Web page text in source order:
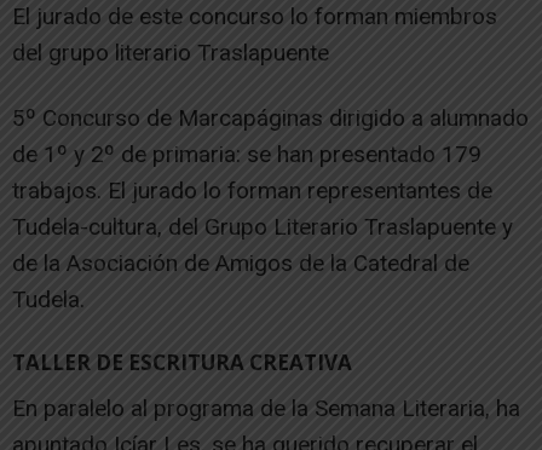
El jurado de este concurso lo forman miembros
del grupo literario Traslapuente
5º Concurso de Marcapáginas dirigido a alumnado
de 1º y 2º de primaria: se han presentado 179
trabajos. El jurado lo forman representantes de
Tudela-cultura, del Grupo Literario Traslapuente y
de la Asociación de Amigos de la Catedral de
Tudela.
TALLER DE ESCRITURA CREATIVA
En paralelo al programa de la Semana Literaria, ha
apuntado Icíar Les, se ha querido recuperar el